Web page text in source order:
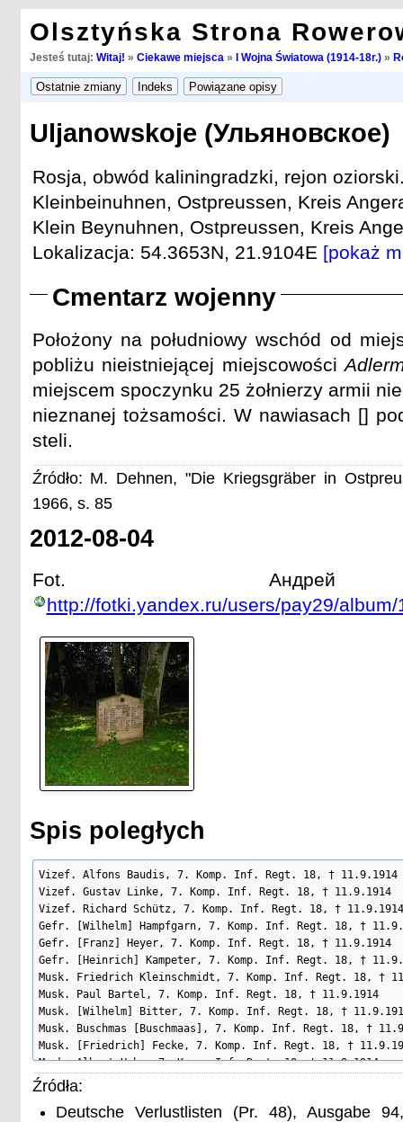
Olsztyńska Strona
Jesteś tutaj: Witaj! » Ciekawe miejsca » I Wojna Światowa (1914-18r.)»
Uljanowskoje (Ульяновское)
Rosja, obwód kaliningradzki, rejon
Kleinbeinuhnen, Ostpreussen, Kreis
Klein Beynuhnen, Ostpreussen, Kreis
Lokalizacja: 54.3653N, 21.9104E [pokaż
Cmentarz wojenny
Położony na południowy wschód od
pobliżu nieistniejącej miejscowości
miejscem spoczynku 25 żołnierzy armii
nieznanej tożsamości. W nawiasach []
steli.
Źródło: M. Dehnen, "Die Kriegsgräber in
1966, s. 85
2012-08-04
Fot. Андрей
http://fotki.yandex.ru/users/pay29/album/
Spis poległych
Vizef. Alfons Baudis, 7. Komp. Inf. Regt. 18, † 11.9.1914
Vizef. Gustav Linke, 7. Komp. Inf. Regt. 18, † 11.9.1914
Vizef. Richard Schütz, 7. Komp. Inf. Regt. 18, † 11.9.1914
Gefr. [Wilhelm] Hampfgarn, 7. Komp. Inf. Regt. 18, †
Gefr. [Franz] Heyer, 7. Komp. Inf. Regt. 18, † 11.9.1914
Gefr. [Heinrich] Kampeter, 7. Komp. Inf. Regt. 18, †
Musk. Friedrich Kleinschmidt, 7. Komp. Inf. Regt. 18, †
Musk. Paul Bartel, 7. Komp. Inf. Regt. 18, † 11.9.1914
Musk. [Wilhelm] Bitter, 7. Komp. Inf. Regt. 18, †
Musk. Buschmas [Buschmaas], 7. Komp. Inf. Regt. 18, †
Musk. [Friedrich] Fecke, 7. Komp. Inf. Regt. 18, †
Musk. Albert Hahn, 7. Komp. Inf. Regt. 18, † 11.9.1914
Musk. [Konrad] Hellweg, 7. Komp. Inf. Regt. 18, †
Musk. [Christ.] Hortkothe [Hostkohe], 7. Komp. Inf. Regt.
Źródła:
Deutsche Verlustlisten (Pr. 48), Ausgabe